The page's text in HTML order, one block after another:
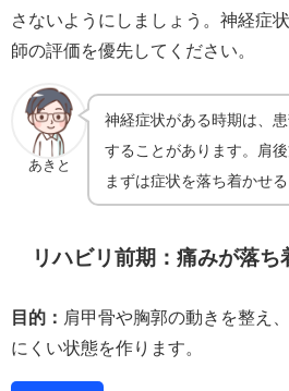
さないようにしましょう。神経症
師の評価を優先してください。
あきと
神経症状がある時期は、
することがあります。肩
まずは症状を落ち着かせ
リハビリ前期：痛みが落ち
目的： 肩甲骨や胸郭の動きを整え
にくい状態を作ります。